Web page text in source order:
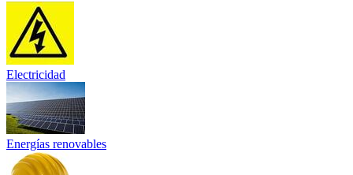
Electricidad
Energías renovables